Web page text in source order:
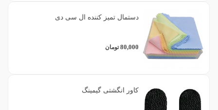
دستمال تمیز کننده ال سی دی
80,000 تومان
کاور انگشتی گیمینگ